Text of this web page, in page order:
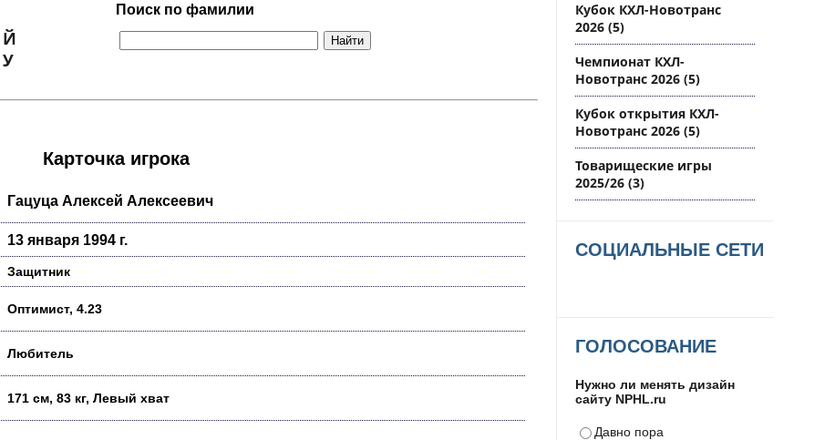
Поиск по фамилии
Й
У
Карточка игрока
Гацуца Алексей Алексеевич
13 января 1994 г.
Защитник
Оптимист, 4.23
Любитель
171 см, 83 кг, Левый хват
Кубок КХЛ-Новотранс
2026 (5)
Чемпионат КХЛ-
Новотранс 2026 (5)
Кубок открытия КХЛ-
Новотранс 2026 (5)
Товарищеские игры
2025/26 (3)
СОЦИАЛЬНЫЕ СЕТИ
ГОЛОСОВАНИЕ
Нужно ли менять дизайн
сайту NPHL.ru
Давно пора